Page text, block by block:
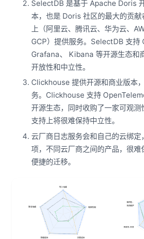
SelectDB 是基于 Apache Doris
本，也是 Doris 社区的最大的贡献
上（阿里云、腾讯云、华为云、
GCP）提供服务。SelectDB 支持
Grafana、 Kibana 等开源生态和
开放性和中立性。
Clickhouse 提供开源和商业版本
务。Clickhouse 支持
开源生态，同时收购了一家可观
支持上将很难保持中立性。
云厂商日志服务会和自己的云绑定
项，不同云厂商之间的产品，很
便捷的迁移。